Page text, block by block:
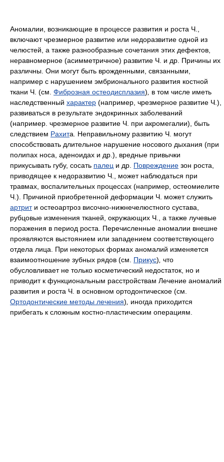
Аномалии, возникающие в процессе развития и роста Ч.,
включают чрезмерное развитие или недоразвитие одной из
челюстей, а также разнообразные сочетания этих дефектов,
неравномерное (асимметричное) развитие Ч. и др. Причины их
различны. Они могут быть врожденными, связанными,
например с нарушением эмбрионального развития костной
ткани Ч. (см. Фиброзная остеодисплазия)
в том числе иметь
наследственный характер (например, чрезмерное развитие Ч.),
развиваться в результате эндокринных заболеваний
(например. чрезмерное развитие Ч. при акромегалии), быть
следствием Рахита
Неправильному развитию Ч. могут
способствовать длительное нарушение носового дыхания (при
полипах носа, аденоидах и др.), вредные привычки
прикусывать губу, сосать палец и др. Повреждение зон роста,
приводящее к недоразвитию Ч., может наблюдаться при
травмах, воспалительных процессах (например, остеомиелите
Ч.). Причиной приобретенной деформации Ч. может служить
артрити остеоартроз височно-нижнечелюстного сустава,
рубцовые изменения тканей, окружающих Ч., а также лучевые
поражения в период роста. Перечисленные аномалии внешне
проявляются выстоянием или западением соответствующего
отдела лица.
При некоторых формах аномалий изменяется
взаимоотношение зубных рядов (см. Прикус) что
обусловливает не только косметический недостаток, но и
приводит к функциональным расстройствам Лечение аномалий
развития и роста Ч. в основном ортодонтическое (см.
Ортодонтические методы лечения)
иногда приходится
прибегать к сложным костно-пластическим операциям.